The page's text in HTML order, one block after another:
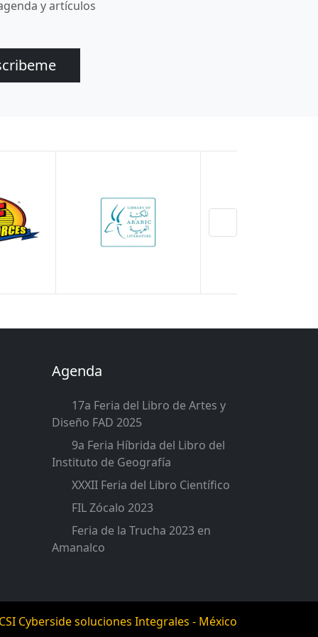
y artículos
Agenda
17a Feria del Libro de Artes y
Diseño FAD 2025
9a Feria Híbrida del Libro del
Instituto de Geografía
XXXII Feria del Libro Científico
FIL Zócalo 2023
Feria de la Trucha 2023 en
Amanalco
CSI Cyberside soluciones Integrales - México